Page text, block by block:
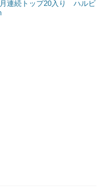
連続トップ20入り ハルビ